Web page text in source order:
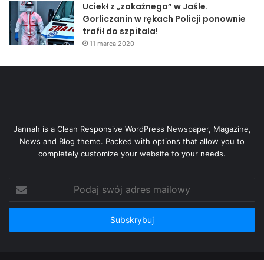
Uciekł z „zakaźnego” w Jaśle.
Gorliczanin w rękach Policji ponownie
trafił do szpitala!
11 marca 2020
Jannah is a Clean Responsive WordPress Newspaper, Magazine,
News and Blog theme. Packed with options that allow you to
completely customize your website to your needs.
Podaj
swój
adres